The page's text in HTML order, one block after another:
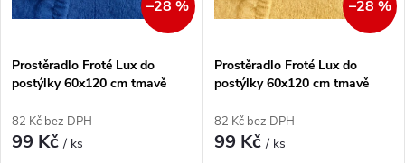
p
r
o
s
p
r
o
–28 %
Prostěradlo Froté Lux do
postýlky 60x120 cm tmavě
82 Kč bez DPH
99 Kč/ ks
–28 %
Prostěradlo Froté Lux do
postýlky 60x120 cm tmavě
82 Kč bez DPH
99 Kč/ ks